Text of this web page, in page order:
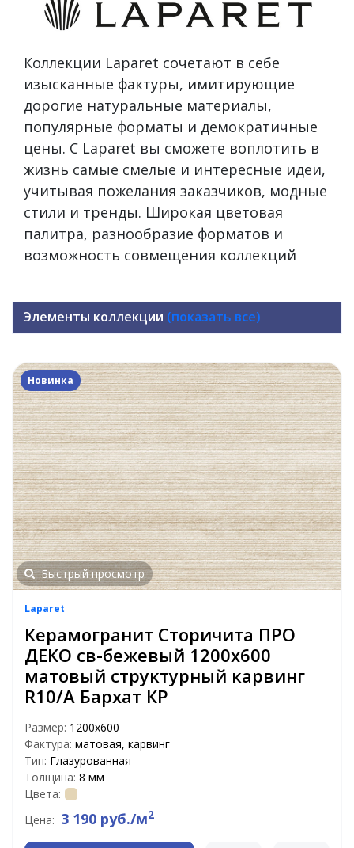
Коллекции Laparet сочетают в себе
изысканные фактуры, имитирующие
дорогие натуральные материалы,
популярные форматы и демократичные
цены. С Laparet вы сможете воплотить в
жизнь самые смелые и интересные идеи,
учитывая пожелания заказчиков, модные
стили и тренды. Широкая цветовая
палитра, разнообразие форматов и
возможность совмещения коллекций
Элементы коллекции (показать все)
Новинка
Быстрый просмотр
Laparet
Керамогранит Сторичита ПРО
ДЕКО св-бежевый 1200x600
матовый структурный карвинг
R10/A Бархат КР
Размер: 1200x600
Фактура: матовая, карвинг
Тип: Глазурованная
Толщина: 8 мм
Цвета:
Цена: 3 190 руб./м2